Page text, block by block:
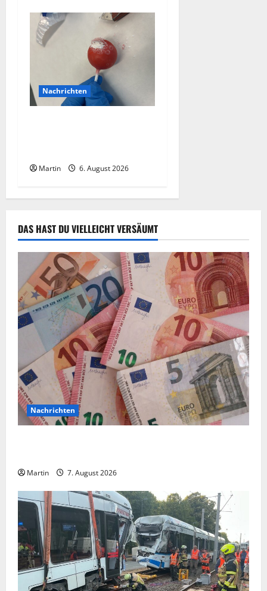
Nachrichten
Martin 6. August 2026
DAS HAST DU VIELLEICHT VERSÄUMT
Nachrichten
Martin 7. August 2026